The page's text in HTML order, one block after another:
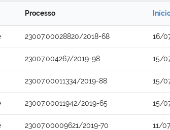
Processo
23007.00028820/2018-68 16/
23007.004267/2019-98 15/
23007.00011334/2019-88 15/
23007.00011942/2019-65 15/
23007.00009621/2019-70 11/